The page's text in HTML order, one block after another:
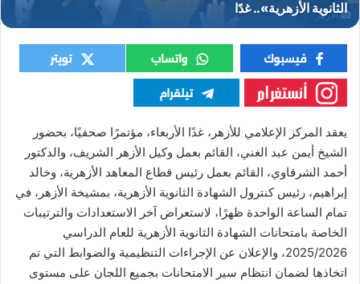
الأزهر
يعقد المركز الإعلامي للأزهر، غدًا الأربعاء، مؤتمرًا صحفيًا، بحضور
الشيخ أيمن عبد الغني، القائم بعمل وكيل الأزهر الشريف، والدكتور
أحمد الشرقاوي، القائم بعمل رئيس قطاع المعاهد الأزهرية، وخالد
إبراهيم، رئيس كنترول الشهادة الثانوية الأزهرية، بمشيخة الأزهر، في
تمام الساعة الواحدة ظهرًا، لاستعراض آخر الاستعدادات والترتيبات
الخاصة بامتحانات الشهادة الثانوية الأزهرية للعام الدراسي
2025/2026، والإعلان عن الإجراءات التنظيمية والضوابط التي تم
اتخاذها لضمان انتظام سير الامتحانات بجميع اللجان على مستوى